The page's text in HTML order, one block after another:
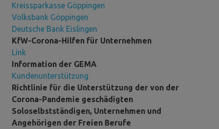
Kreissparkasse Göppingen
Volksbank Göppingen
Deutsche Bank Eislingen
KfW-Corona-Hilfen für Unternehmen
Link
Information der GEMA
Kundenunterstützung
Richtlinie für die Unterstützung der von der
Corona-Pandemie geschädigten
Soloselbstständigen, Unternehmen und
Angehörigen der Freien Berufe